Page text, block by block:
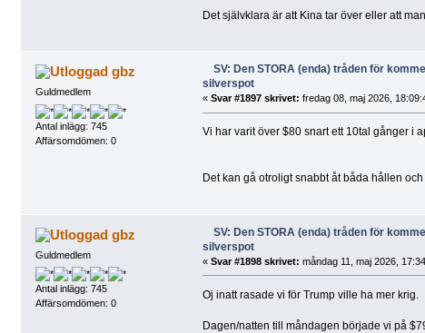
Det självklara är att Kina tar över eller att
gbz
Guldmedlem
Antal inlägg: 745
Affärsomdömen: 0
SV: Den STORA (enda) tråden för
silverspot
« Svar #1897 skrivet: fredag 08, maj 2026,
Vi har varit över $80 snart ett 10tal gånger i
Det kan gå otroligt snabbt åt båda hållen
gbz
Guldmedlem
Antal inlägg: 745
Affärsomdömen: 0
SV: Den STORA (enda) tråden för
silverspot
« Svar #1898 skrivet: måndag 11, maj 2026,
Oj inatt rasade vi för Trump ville ha mer krig.
Dagen/natten till måndagen började vi på